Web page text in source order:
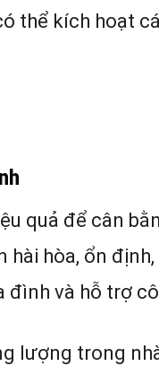
thể kích hoạt
quả để cân
hài hòa, ổn
và hỗ trợ
lượng trong